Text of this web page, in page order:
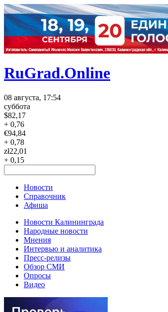
RuGrad.Online
08 августа, 17:54
суббота
$82,17
+ 0,76
€94,84
+ 0,78
zł22,01
+ 0,15
Новости
Справочник
Афиша
Новости Калининграда
Народные новости
Мнения
Интервью и аналитика
Пресс-релизы
Обзор СМИ
Опросы
Видео